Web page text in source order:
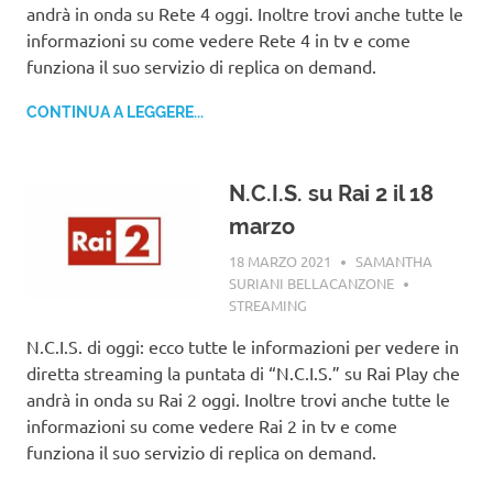
andrà in onda su Rete 4 oggi. Inoltre trovi anche tutte le
informazioni su come vedere Rete 4 in tv e come
funziona il suo servizio di replica on demand.
CONTINUA A LEGGERE...
N.C.I.S. su Rai 2 il 18
marzo
18 MARZO 2021
SAMANTHA
SURIANI BELLACANZONE
STREAMING
N.C.I.S. di oggi: ecco tutte le informazioni per vedere in
diretta streaming la puntata di “N.C.I.S.” su Rai Play che
andrà in onda su Rai 2 oggi. Inoltre trovi anche tutte le
informazioni su come vedere Rai 2 in tv e come
funziona il suo servizio di replica on demand.